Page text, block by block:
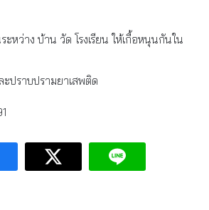
ะหว่าง บ้าน วัด โรงเรียน ให้เกื้อหนุนกันใน
ปราบปรามยาเสพติด